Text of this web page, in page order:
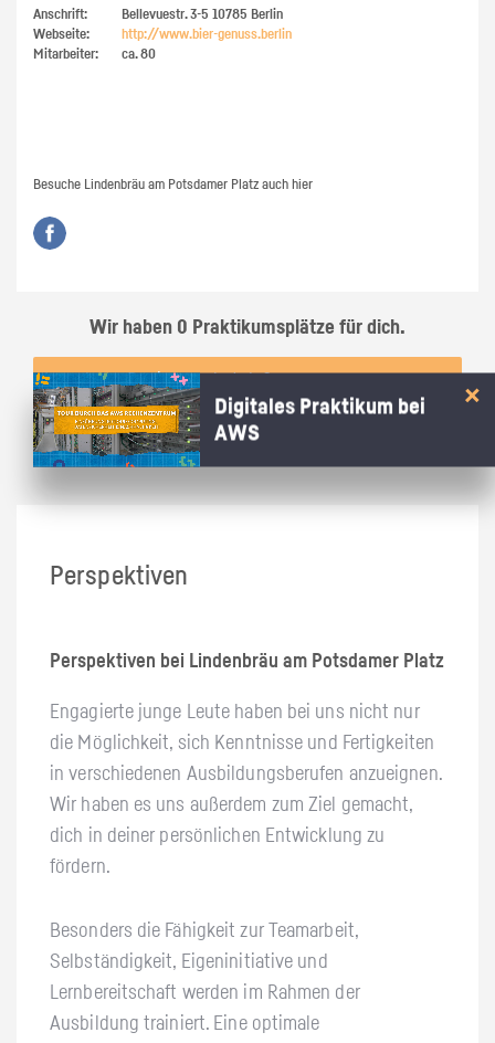
Anschrift:
Bellevuestr. 3-5 10785 Berlin
Webseite:
http://​www.​bier-​genuss.​berlin
Mitarbeiter:
ca. 80
Besuche Lindenbräu am Potsdamer Platz auch hier
Wir haben 0 Praktikumsplätze für dich.
Perspektiven
Perspektiven bei Lindenbräu am Potsdamer Platz
Engagierte junge Leute haben bei uns nicht nur
die Möglichkeit, sich Kenntnisse und Fertigkeiten
in verschiedenen Ausbildungsberufen anzueignen.
Wir haben es uns außerdem zum Ziel gemacht,
dich in deiner persönlichen Entwicklung zu
fördern.
Besonders die Fähigkeit zur Teamarbeit,
Selbständigkeit, Eigeninitiative und
Lernbereitschaft werden im Rahmen der
Ausbildung trainiert. Eine optimale
Digitales Praktikum bei
AWS